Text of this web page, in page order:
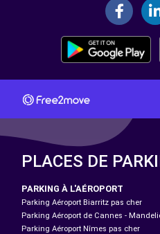
PLACES DE
PARKING À L'AÉROPORT
Parking Aéroport Biarritz pas cher
Parking Aéroport de Cannes -
Parking Aéroport Nîmes pas cher